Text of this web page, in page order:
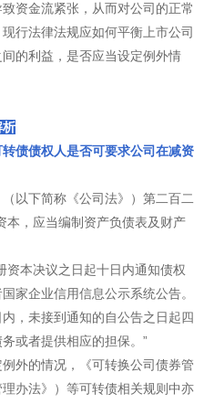
资金流紧张，从而对公司的正常
行法律法规应如何平衡上市公司
的利益，是否应当设定例外情
析
转债债权人是否可要求公司在减资
以下简称《公司法》）第二百二
本，应当编制资产负债表及财产
资本决议之日起十日内通知债权
家企业信用信息公示系统公告。
，未接到通知的自公告之日起四
或者提供相应的担保。”
外的情况，《可转换公司债券管
办法》）等可转债相关规则中亦